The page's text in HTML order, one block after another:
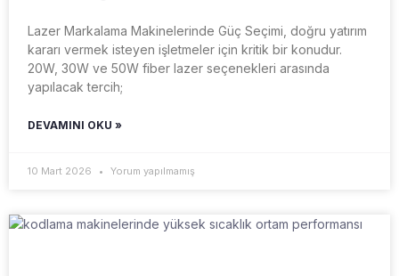
Lazer Markalama Makinelerinde Güç Seçimi, doğru yatırım
kararı vermek isteyen işletmeler için kritik bir konudur.
20W, 30W ve 50W fiber lazer seçenekleri arasında
yapılacak tercih;
DEVAMINI OKU »
10 Mart 2026 Yorum yapılmamış